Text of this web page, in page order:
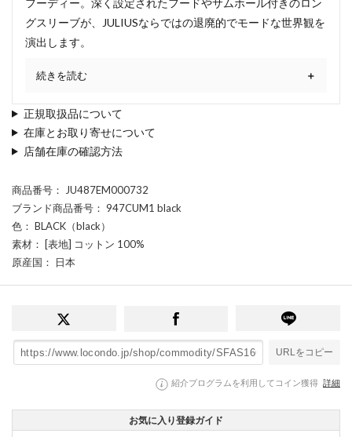
グスリーブが、JULIUSならではの退廃的でモードな世界観を
演出します。
続きを読む
正規取扱品について
在庫とお取り寄せについて
店舗在庫の確認方法
商品番号 ： JU487EM000732
ブランド商品番号 ： 947CUM1 black
色 ： BLACK（black）
素材 ： [表地] コットン 100%
原産国 ： 日本
URLをコピー
紹介プログラムを利用してコイン獲得 詳細
お気に入り登録ガイド